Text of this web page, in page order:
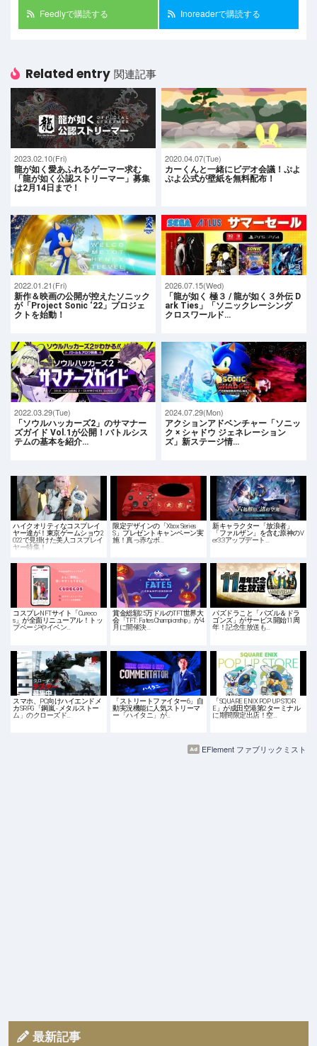
Feedlyで購読する Inoreaderで購読する
Related entry 関連記事
2023.02.10(Fri)
龍が如く愛あふれるゲーマー求む
「龍が如く公認ストリーマー」募集
は2月14日まで！
2020.04.07(Tue)
カーくんと一緒にビデオ会議！ぷよ
ぷよ公式が壁紙を無料配布！
2022.01.21(Fri)
新作＆映画の公開が控えたソニック
が「Project Sonic ‘22」プロジェ
クトを始動！
2026.07.15(Wed)
「龍が如く 極３ / 龍が如く３外伝 D
ark Ties」「ソニックレーシング
クロスワールド…
2022.03.29(Tue)
「ソウルハッカーズ2」のサマナー
ズガイド Vol.1が公開！バトルシス
テムの基本を紹介…
2024.07.29(Mon)
アクションアドベンチャー「ソニッ
ク × シャドウ ジェネレーション
ズ」新ステージ情…
ハイクオリティなコスプレイ
ヤー達が！東京ゲームショウ2
022で見掛けた美人コスプレイ
ヤー特集！
限定デザインの「Xbox Series
S」プレゼントキャンペーン実
施！真っ赤なボ…
新キャラクター「放浪者」
「ファルザン」を含む原神のV
er3.3アップデート…
コスプレNFTサイト「Cureco
s」が全面リニューアル！トッ
プページやイベン…
賞金総額25万ドルのTFT世界大
会「TFT: Fates Championship」が4
月に開催決…
パズドラこと「パズル＆ドラ
ゴンズ」がサービス開始11周
年！記念生放送も…
スマホ、PC向けハイエンドメ
カSRPG「鋼嵐 - メタルストー
ム」のクローズド…
「ストリートファイター6」自
動実況機能に人気ストリーマ
ー「ハイタニ」が…
「SQUARE ENIX POP UP STOR
E」が成田空港第2ターミナル
に期間限定出店！空…
EFlement ファブリックミスト
最新記事